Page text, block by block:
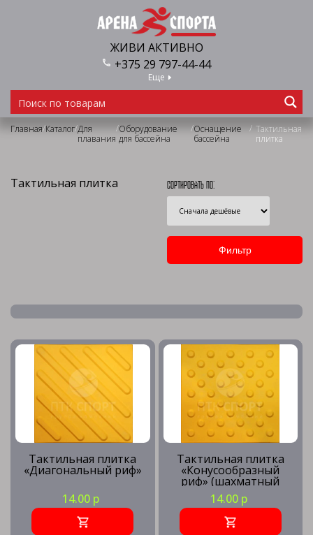
ЖИВИ АКТИВНО
+375 29 797-44-44
Еще
Главная/Каталог/Для
плавания
/Оборудование
для бассейна
/Оснащение
бассейна
/ Тактильная
плитка
Тактильная плитка Сортировать по:
Тактильная плитка
«Диагональный риф»
14.00 р
Тактильная плитка
«Конусообразный
риф» (шахматный
порядок)
14.00 р